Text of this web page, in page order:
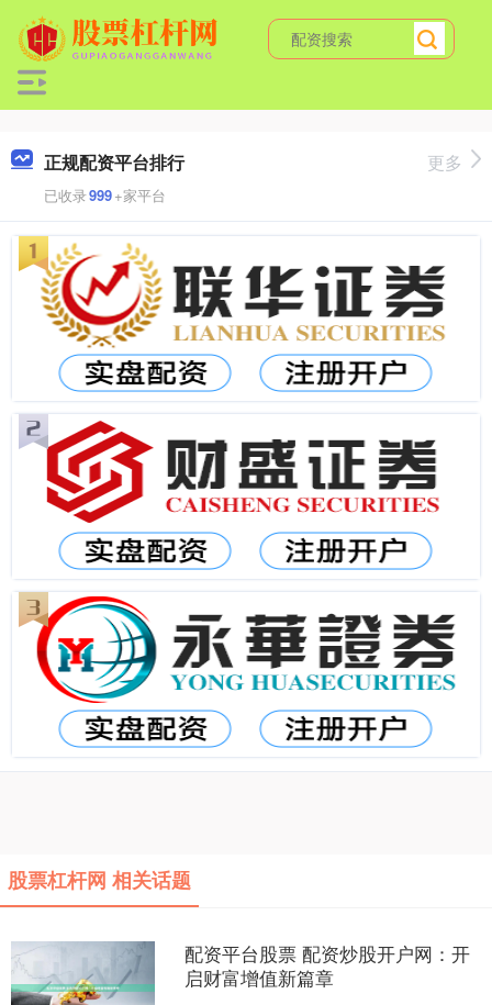
正规配资平台排行
已收录999+家平台
更多
股票杠杆网 相关话题
配资平台股票 配资炒股开户网：开
启财富增值新篇章